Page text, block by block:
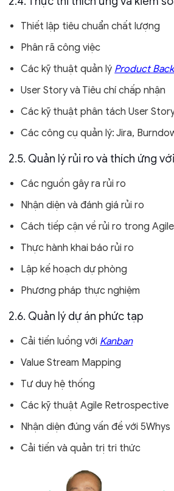
Thiết lập tiêu chuẩn chất lượng
Phân rã công việc
Các kỹ thuật quản lý Product
User Story và Tiêu chí chấp nhận
Các kỹ thuật phân tách User
Các công cụ quản lý: Jira,
2.5. Quản lý rủi ro và thích ứng
Các nguồn gây ra rủi ro
Nhận diện và đánh giá rủi ro
Cách tiếp cận về rủi ro trong Agile
Thực hành khai báo rủi ro
Lập kế hoạch dự phòng
Phương pháp thực nghiệm
2.6. Quản lý dự án phức tạp
Cải tiến luồng với Kanban
Value Stream Mapping
Tư duy hệ thống
Các kỹ thuật Agile Retrospective
Nhận diện đúng vấn đề với 5Whys
Cải tiến và quản trị tri thức